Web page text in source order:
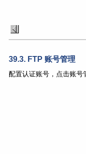
39.3. FTP 账号管理
配置认证账号，点击账